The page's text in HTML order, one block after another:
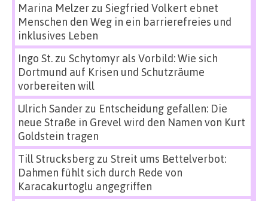
Marina Melzerzu Siegfried Volkert ebnet
Menschen den Weg in ein barrierefreies und
inklusives Leben
Ingo St.zu Schytomyr als Vorbild: Wie sich
Dortmund auf Krisen und Schutzräume
vorbereiten will
Ulrich Sanderzu Entscheidung gefallen: Die
neue Straße in Grevel wird den Namen von Kurt
Goldstein tragen
Till Strucksbergzu Streit ums Bettelverbot:
Dahmen fühlt sich durch Rede von
Karacakurtoglu angegriffen